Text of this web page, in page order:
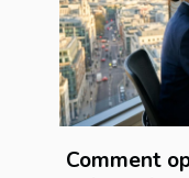
Comment